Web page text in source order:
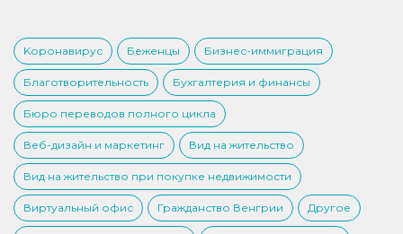
Kоронавирус Беженцы Бизнес-иммиграция
Благотворительность Бухгалтерия и финансы
Бюро переводов полного цикла
Веб-дизайн и маркетинг Вид на жительство
Вид на жительство при покупке недвижимости
Виртуальный офис Гражданство Венгрии Другое